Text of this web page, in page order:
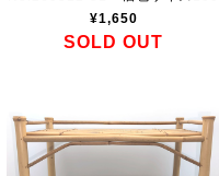
¥1,650
SOLD OUT